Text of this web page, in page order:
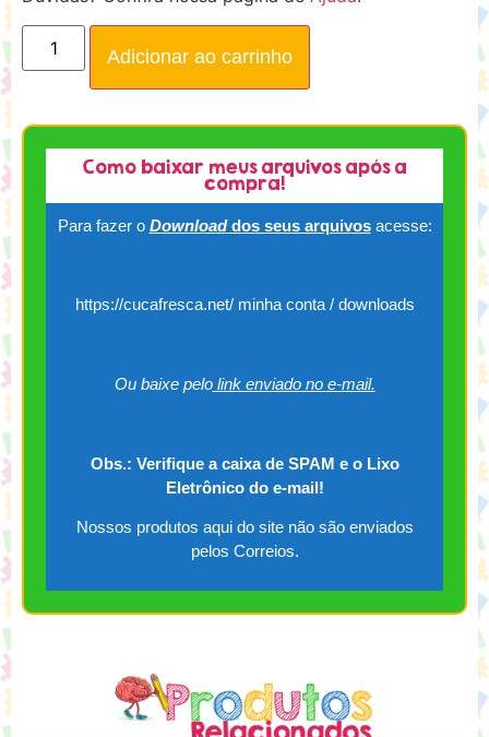
Adicionar ao carrinho
Como baixar meus arquivos após a
compra!
Para fazer o Downloaddos seus arquivos acesse:
https://cucafresca.net/ minha conta / downloads
Ou baixe pelolink enviado no e-mail.
Obs.: Verifique a caixa de SPAM e o Lixo
Eletrônico do e-mail!
Nossos produtos aqui do site não são enviados
pelos Correios.